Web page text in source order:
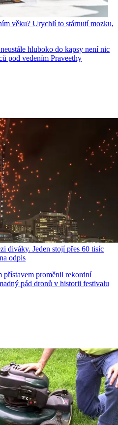
věku? Urychlí to stárnutí mozku,
hluboko do kapsy není nic
pod vedením Praveethy
diváky. Jeden stojí přes 60 tisíc
odpis
přístavem proměnil rekordní
pád dronů v historii festivalu